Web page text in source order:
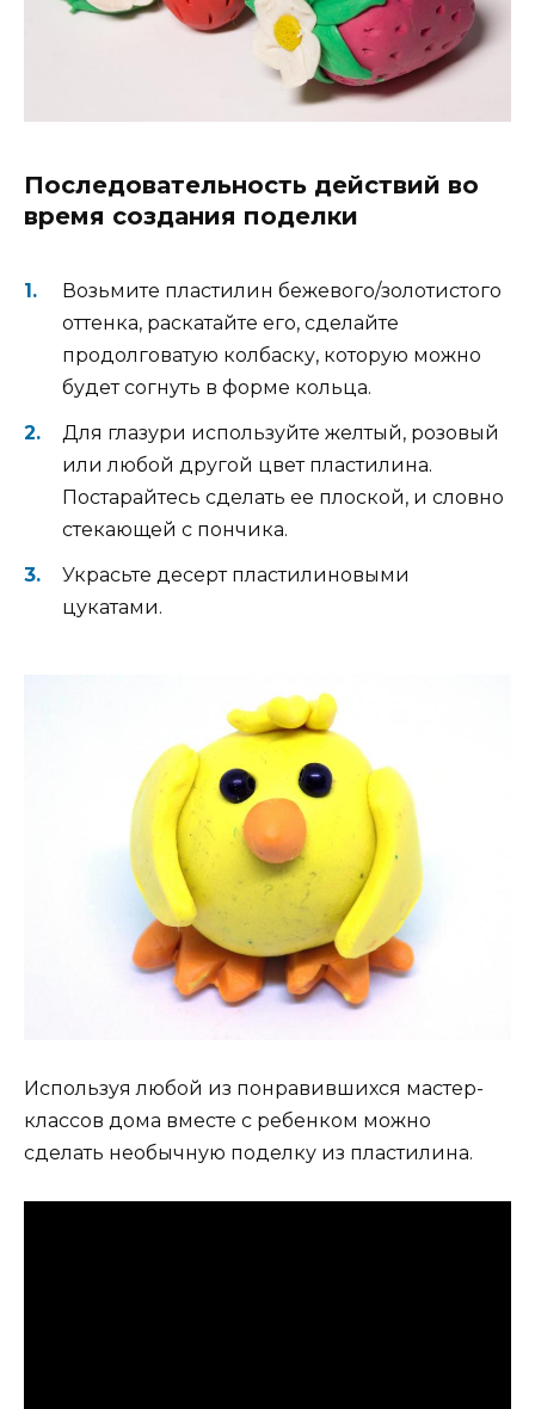
Последовательность действий во
время создания поделки
Возьмите пластилин бежевого/золотистого
оттенка, раскатайте его, сделайте
продолговатую колбаску, которую можно
будет согнуть в форме кольца.
Для глазури используйте желтый, розовый
или любой другой цвет пластилина.
Постарайтесь сделать ее плоской, и словно
стекающей с пончика.
Украсьте десерт пластилиновыми
цукатами.
Используя любой из понравившихся мастер-
классов дома вместе с ребенком можно
сделать необычную поделку из пластилина.